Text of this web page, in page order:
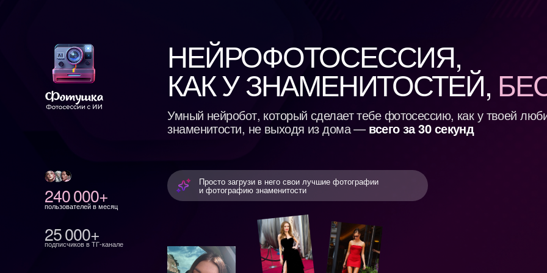
и фотографию знаменитости
Умный нейробот, который сделает тебе фотосессию, как у твоей любимой
знаменитости, не выходя из дома —всего за 30 секунд
НЕЙРОФОТОСЕССИЯ,
КАК У ЗНАМЕНИТОСТЕЙ,
25 000+
пользователей в месяц
240 000+